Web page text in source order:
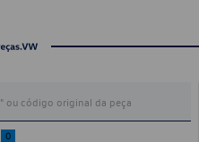
0